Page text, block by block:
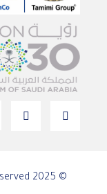
© 2025 TCC By